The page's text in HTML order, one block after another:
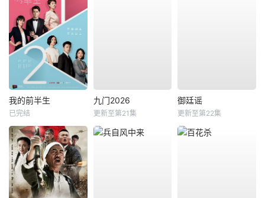
我的前半生
已完结
九门2026
更新至第21集
御廷谣
更新至第22集